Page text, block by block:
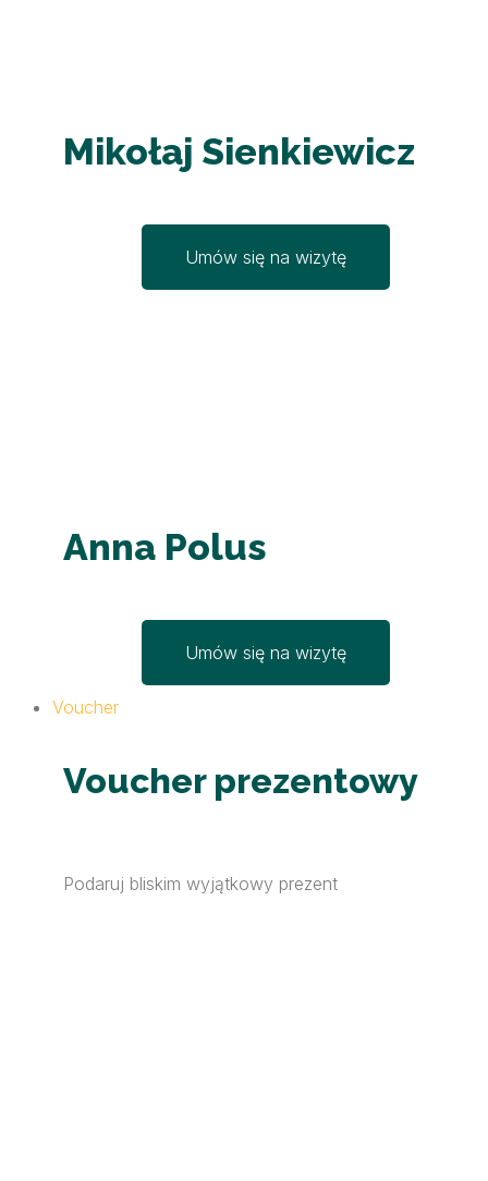
Mikołaj Sienkiewicz
Umów się na wizytę
Anna Polus
Umów się na wizytę
Voucher
Voucher prezentowy
Podaruj bliskim wyjątkowy prezent